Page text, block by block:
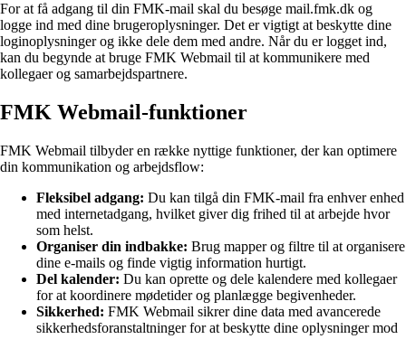
For at få adgang til din FMK-mail skal du besøge mail.fmk.dk og
logge ind med dine brugeroplysninger. Det er vigtigt at beskytte dine
loginoplysninger og ikke dele dem med andre. Når du er logget ind,
kan du begynde at bruge FMK Webmail til at kommunikere med
kollegaer og samarbejdspartnere.
FMK Webmail-funktioner
FMK Webmail tilbyder en række nyttige funktioner, der kan optimere
din kommunikation og arbejdsflow:
Fleksibel adgang: Du kan tilgå din FMK-mail fra enhver enhed
med internetadgang, hvilket giver dig frihed til at arbejde hvor
som helst.
Organiser din indbakke: Brug mapper og filtre til at organisere
dine e-mails og finde vigtig information hurtigt.
Del kalender: Du kan oprette og dele kalendere med kollegaer
for at koordinere mødetider og planlægge begivenheder.
Sikkerhed: FMK Webmail sikrer dine data med avancerede
sikkerhedsforanstaltninger for at beskytte dine oplysninger mod